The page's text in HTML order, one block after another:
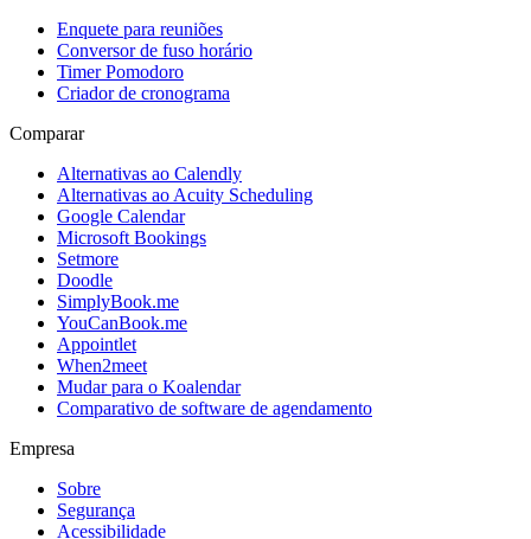
Enquete para reuniões
Conversor de fuso horário
Timer Pomodoro
Criador de cronograma
Comparar
Alternativas ao Calendly
Alternativas ao Acuity Scheduling
Google Calendar
Microsoft Bookings
Setmore
Doodle
SimplyBook.me
YouCanBook.me
Appointlet
When2meet
Mudar para o Koalendar
Comparativo de software de agendamento
Empresa
Sobre
Segurança
Acessibilidade